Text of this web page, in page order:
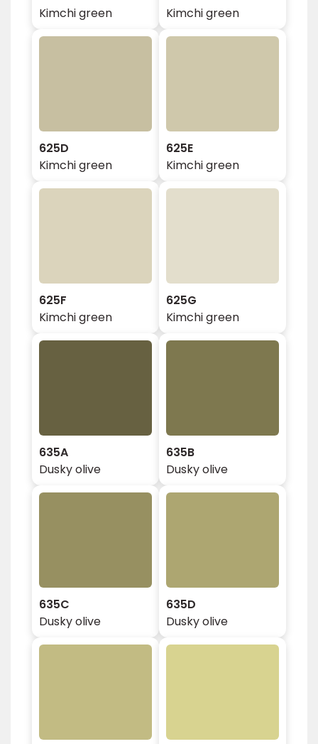
Kimchi green
Kimchi green
625D
Kimchi green
625E
Kimchi green
625F
Kimchi green
625G
Kimchi green
635A
Dusky olive
635B
Dusky olive
635C
Dusky olive
635D
Dusky olive